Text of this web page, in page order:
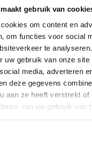
gebruik van
om content en
om functies voor social
te
uw gebruik van onze site
media, adverteren
deze gegevens
aan ze heeft verstrekt of
van uw gebruik van
LINCOLN
zilveren bureau lamp in
17 cm € 169,00